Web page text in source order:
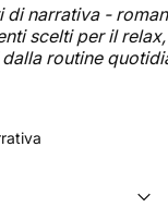
di narrativa -
scelti per il
routine